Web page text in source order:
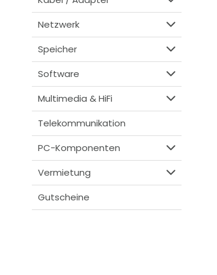
Netzwerk
Speicher
Software
Multimedia & HiFi
Telekommunikation
PC-Komponenten
Vermietung
Gutscheine